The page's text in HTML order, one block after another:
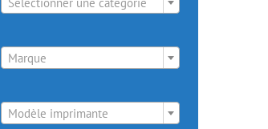
Marque
Modèle imprimante